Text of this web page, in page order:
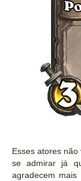
Esses atores
se admirar já
agradecem